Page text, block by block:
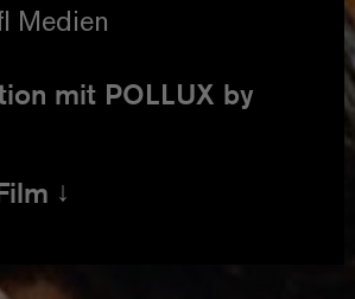
Medien
mit POLLUX by